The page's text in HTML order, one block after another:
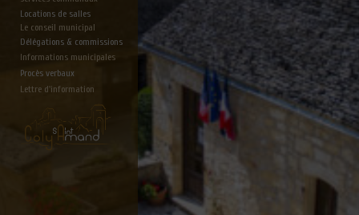
Locations de salles
Le conseil municipal
Délégations & commissions
Informations municipales
Lettre d'information
Procès verbaux